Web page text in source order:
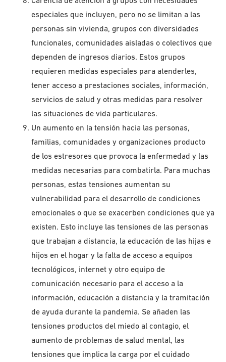
especiales que incluyen, pero no se limitan a las
personas sin vivienda, grupos con diversidades
funcionales, comunidades aisladas o colectivos que
dependen de ingresos diarios. Estos grupos
requieren medidas especiales para atenderles,
tener acceso a prestaciones sociales, información,
servicios de salud y otras medidas para resolver
las situaciones de vida particulares.
Un aumento en la tensión hacia las personas,
familias, comunidades y organizaciones producto
de los estresores que provoca la enfermedad y las
medidas necesarias para combatirla. Para muchas
personas, estas tensiones aumentan su
vulnerabilidad para el desarrollo de condiciones
emocionales o que se exacerben condiciones que ya
existen. Esto incluye las tensiones de las personas
que trabajan a distancia, la educación de las hijas e
hijos en el hogar y la falta de acceso a equipos
tecnológicos, internet y otro equipo de
comunicación necesario para el acceso a la
información, educación a distancia y la tramitación
de ayuda durante la pandemia. Se añaden las
tensiones productos del miedo al contagio, el
aumento de problemas de salud mental, las
tensiones que implica la carga por el cuidado